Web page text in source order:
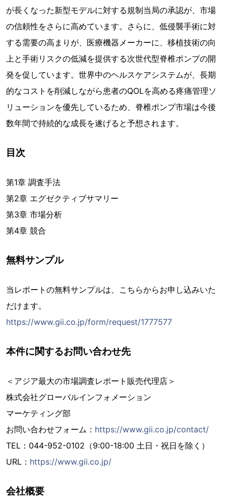
が長くなった新型モデルに対する規制当局の承認が、市場
の信頼性をさらに高めています。さらに、低侵襲手術に対
する需要の高まりが、医療機器メーカーに、移植技術の向
上と手術リスクの低減を提供する次世代型脊椎ポンプの開
発を促しています。世界中のヘルスケアシステムが、長期
的なコストを削減しながら患者のQOLを高める疼痛管理ソ
リューションを優先しているため、脊椎ポンプ市場は今後
数年間で持続的な成長を遂げると予想されます。
目次
第1章 調査手法
第2章 エグゼクティブサマリー
第3章 市場分析
第4章 競合
無料サンプル
当レポートの無料サンプルは、こちらからお申し込みいた
だけます。
https://www.gii.co.jp/form/request/1777577
本件に関するお問い合わせ先
＜アジア最大の市場調査レポート販売代理店＞
株式会社グローバルインフォメーション
マーケティング部
お問い合わせフォーム： https://www.gii.co.jp/contact/
TEL：044-952-0102（9:00-18:00 土日・祝日を除く）
URL： https://www.gii.co.jp/
会社概要